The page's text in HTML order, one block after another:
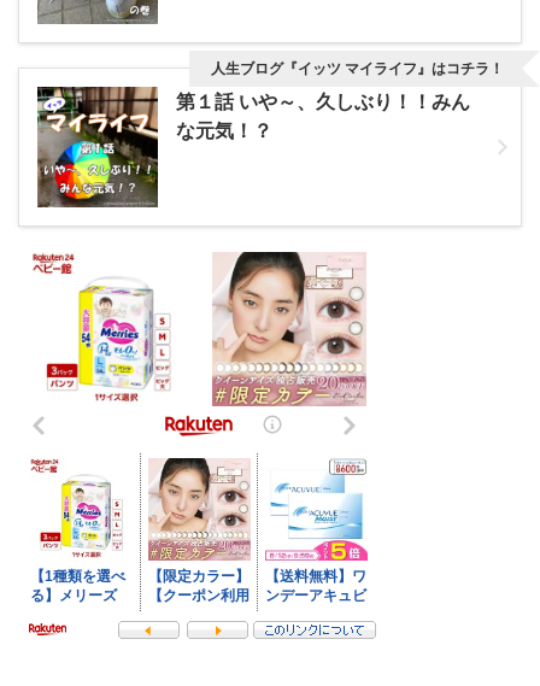
第１話 いや～、久しぶり！！みん
な元気！？
人生ブログ『イッツ マイライフ』はコチラ！